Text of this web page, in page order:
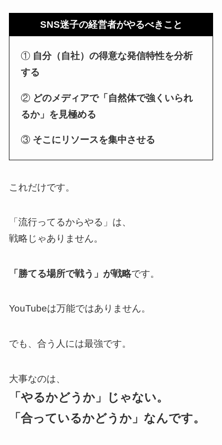
SNS迷子の経営者がやるべきこと
① 自分（自社）の得意な発信特性を分析
する
② どのメディアで「自然体で強くいられ
るか」を見極める
③ そこにリソースを集中させる
これだけです。
「流行ってるからやる」は、
戦略じゃありません。
「勝てる場所で戦う」が戦略です。
YouTubeは万能ではありません。
でも、合う人には最強です。
大事なのは、
「やるかどうか」じゃない。
「合っているかどうか」なんです。